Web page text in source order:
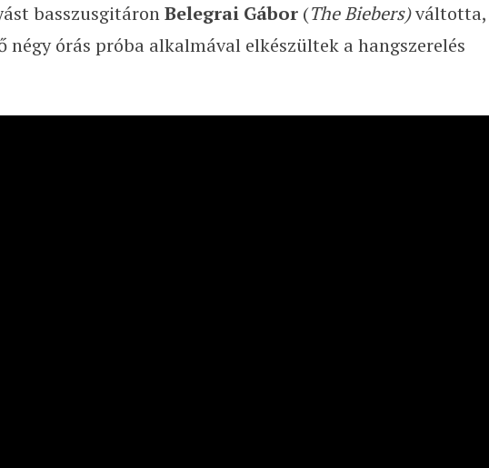
basszusgitáronBelegrai Gábor(The Biebers)váltotta,
négy órás próba alkalmával elkészültek a hangszerelés